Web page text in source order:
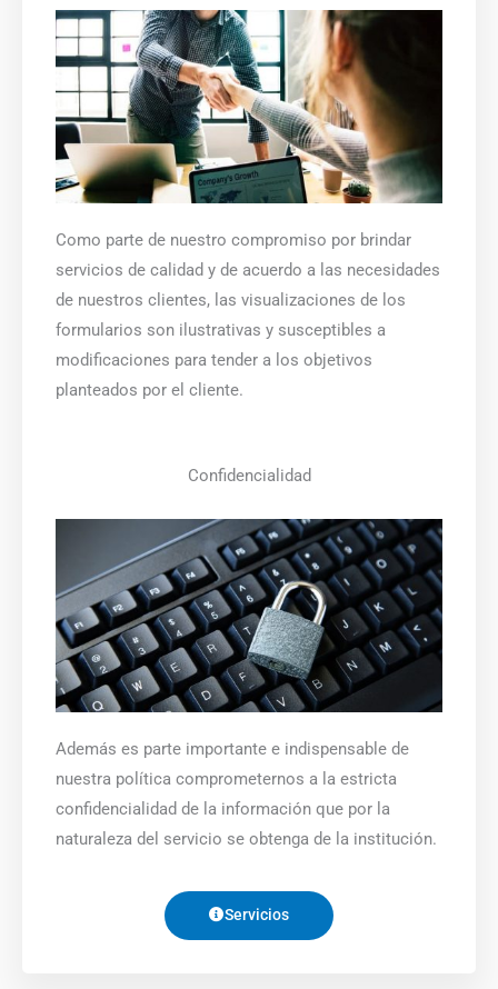
Como parte de nuestro compromiso por brindar
servicios de calidad y de acuerdo a las necesidades
de nuestros clientes, las visualizaciones de los
formularios son ilustrativas y susceptibles a
modificaciones para tender a los objetivos
planteados por el cliente.
Confidencialidad
Además es parte importante e indispensable de
nuestra política comprometernos a la estricta
confidencialidad de la información que por la
naturaleza del servicio se obtenga de la institución.
Servicios